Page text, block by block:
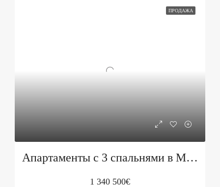
ПРОДАЖА
Апартаменты с 3 спальнями в Marina Village, здание Jasmin
1 340 500€